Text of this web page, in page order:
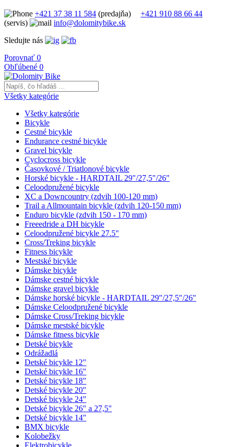
+421 37 38 11 584 (predajňa)
+421 910 88 66 44
(servis)
info@dolomitybike.sk
Sledujte nás
Porovnať 0
Obľúbené 0
Všetky kategórie
Všetky kategórie
Bicykle
Cestné bicykle
Endurance cestné bicykle
Gravel bicykle
Cyclocross bicykle
Časovkové / Triatlonové bicykle
Horské bicykle - HARDTAIL 29"/27,5"/26"
Celoodpružené bicykle
XC a Downcountry (zdvih 100-120 mm)
Trail a Allmountain bicykle (zdvih 120-150 mm)
Enduro bicykle (zdvih 150 - 170 mm)
Freeedride a DH bicykle
Celoodpružené bicykle 27.5"
Cross/Treking bicykle
Fitness bicykle
Mestské bicykle
Dámske bicykle
Dámske cestné bicykle
Dámske gravel bicykle
Dámske horské bicykle - HARDTAIL 29"/27,5"/26"
Dámske Celoodpružené bicykle
Dámske Cross/Treking bicykle
Dámske mestské bicykle
Dámske fitness bicykle
Detské bicykle
Odrážadlá
Detské bicykle 12"
Detské bicykle 16"
Detské bicykle 18"
Detské bicykle 20"
Detské bicykle 24"
Detské bicykle 26" a 27,5"
Detské bicykle 14"
BMX bicykle
Kolobežky
Elektrobicykle